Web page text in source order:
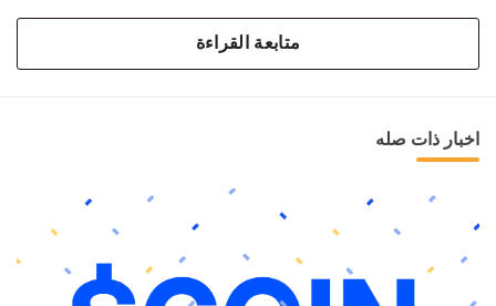
متابعة القراءة
اخبار ذات صله